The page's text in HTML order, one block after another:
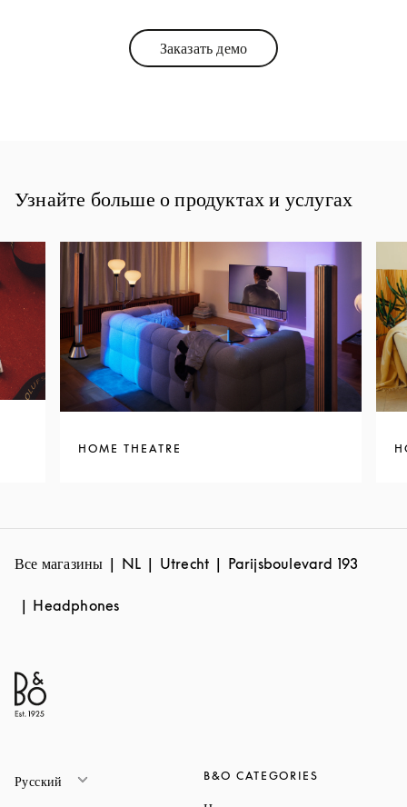
Заказать демоLink Opens in New Tab
Узнайте больше о продуктах и услугах
HOME THEATRE
Все магазины NL Utrecht Parijsboulevard 193
Headphones
Русский B&O CATEGORIES